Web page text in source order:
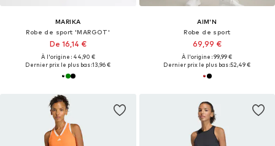
MARIKA
Robe de sport 'MARGOT'
De 16,14 €
À l'origine : 44,90 €
Dernier prix le plus bas :13,96 €
AIM'N
Robe de sport
69,99 €
À l'origine : 99,99 €
Dernier prix le plus bas :52,49 €